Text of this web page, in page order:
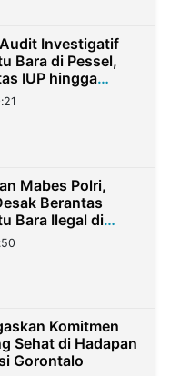
Audit Investigatif
Bara di Pessel,
IUP hingga
Mabes Polri,
Berantas
Bara Ilegal di
Komitmen
Sehat di Hadapan
Gorontalo